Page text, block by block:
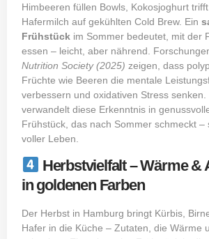
Himbeeren füllen Bowls, Kokosjoghurt
Hafermilch auf gekühlten Cold Brew. Ein
Frühstück im Sommer bedeutet, mit der
essen – leicht, aber nährend.
Nutrition Society (2025) zeigen, dass
Früchte wie Beeren die mentale
verbessern und oxidativen Stress senken.
verwandelt diese Erkenntnis in
Frühstück, das nach Sommer schmeckt –
voller Leben.
Herbstvielfalt – Wärme &
in goldenen Farben
Der Herbst in Hamburg bringt Kürbis,
Hafer in die Küche – Zutaten, die Wärme